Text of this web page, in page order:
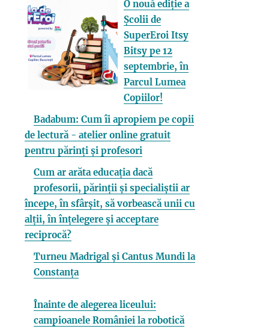
O nouă ediție a
Școlii de
SuperEroi Itsy
Bitsy pe 12
septembrie, în
Parcul Lumea
Copiilor!
Badabum: Cum îi apropiem pe copii
de lectură - atelier online gratuit
pentru părinți și profesori
Cum ar arăta educația dacă
profesorii, părinții și specialiștii ar
începe, în sfârșit, să vorbească unii cu
alții, în înțelegere și acceptare
reciprocă?
Turneu Madrigal și Cantus Mundi la
Constanța
Înainte de alegerea liceului:
campioanele României la robotică